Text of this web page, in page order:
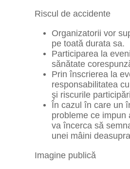
Riscul de accidente
Organizatorii vor
pe toată durata sa.
Participarea la
sănătate
Prin înscrierea la
responsabilitatea
şi riscurile
În cazul în care un
probleme ce impun
va încerca să
unei mâini
Imagine publică